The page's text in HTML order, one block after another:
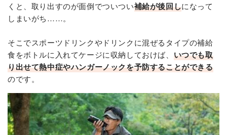
くと、取り出すのが面倒でついつい補給が後回しになって
しまいがち……。
そこでスポーツドリンクやドリンクに混ぜるタイプの補給
食をボトルに入れてケージに収納しておけば、 いつでも取
り出せて熱中症やハンガーノックを予防することができる
のです。